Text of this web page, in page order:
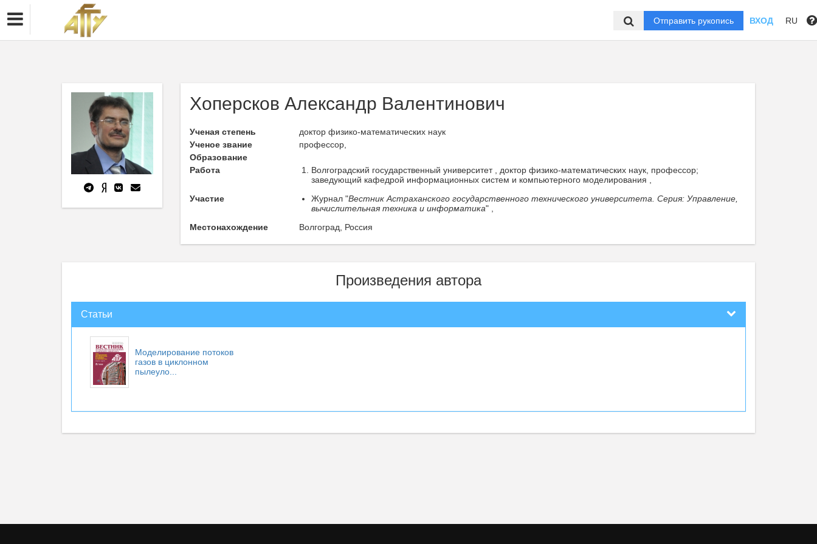
Отправить рукопись ВХОД RU
Хоперсков Александр Валентинович
Ученая степень
доктор физико-математических наук
Ученое звание
профессор,
Образование
Работа
Волгоградский государственный университет , доктор физико-математических наук, профессор;
заведующий кафедрой информационных систем и компьютерного моделирования ,
Участие
Журнал "Вестник Астраханского государственного технического университета. Серия: Управление,
вычислительная техника и информатика" ,
Местонахождение
Волгоград, Россия
Произведения автора
Статьи
Моделирование потоков
газов в циклонном
пылеуло...